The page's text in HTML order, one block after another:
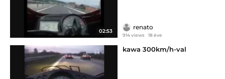
02:53
renato
914 views 18 éve
kawa 300km/h-val